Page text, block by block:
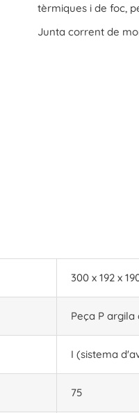
tèrmiques i de foc,
Junta corrent de
300 x 192 x
Peça P
I (sistema
75